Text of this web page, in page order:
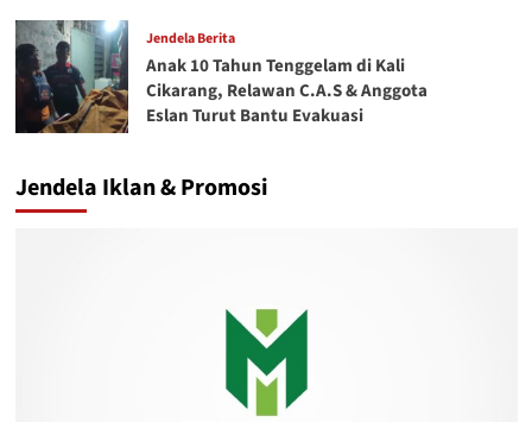
Jendela Berita
Anak 10 Tahun Tenggelam di Kali
Cikarang, Relawan C.A.S & Anggota
Eslan Turut Bantu Evakuasi
Jendela Iklan & Promosi